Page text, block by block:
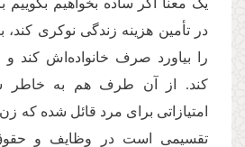
یک معنا اگر ساده بخواهیم
در تأمین هزینه زندگی نوکری کند،
را بیاورد صرف خانواده‌اش کند
کند. از آن طرف هم به خاطر
امتیازاتی برای مرد قائل شده که
تقسیمی است در وظایف و